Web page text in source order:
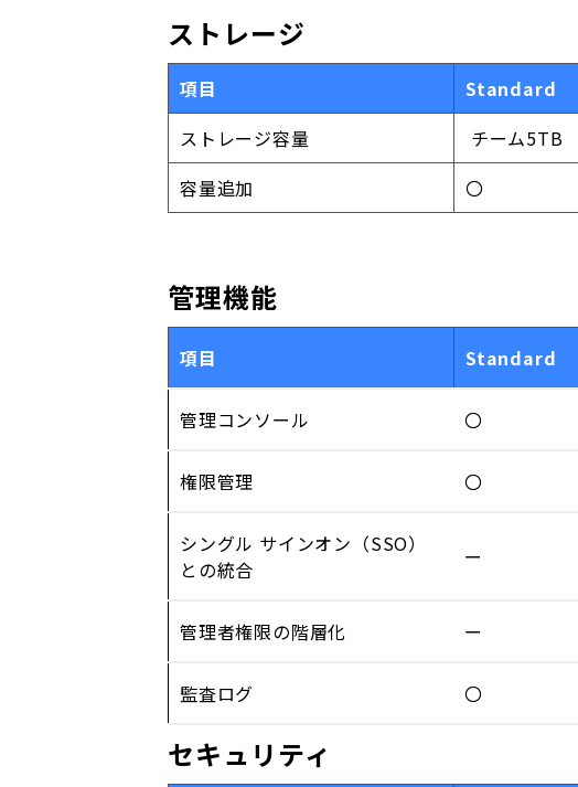
ストレージ
項目 Standard
ストレージ容量
チーム5TB
容量追加
〇
管理機能
項目 Standard
管理コンソール 〇
権限管理 〇
シングル サインオン（SSO）
との統合
ー
管理者権限の階層化 ー
監査ログ 〇
セキュリティ